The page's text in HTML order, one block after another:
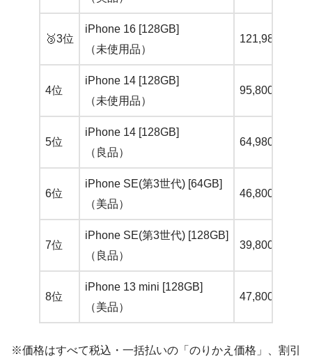
🥉3位
iPhone 16 [128GB]
（未使用品）
121,980円
4位
iPhone 14 [128GB]
（未使用品）
95,800円
5位
iPhone 14 [128GB]
（良品）
64,980円
6位
iPhone SE(第3世代) [64GB]
（美品）
46,800円
7位
iPhone SE(第3世代) [128GB]
（良品）
39,800円
8位
iPhone 13 mini [128GB]
（美品）
47,800円
※価格はすべて税込・一括払いの「のりかえ価格」、割引